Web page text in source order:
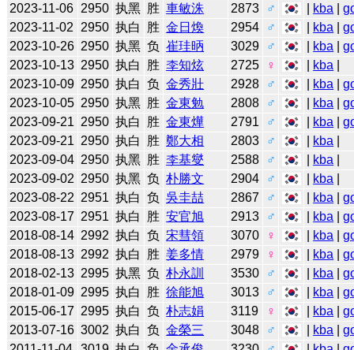
2023-11-06 2950 执黑 胜 車敏洙 2873 ♂ kba |
2023-11-02
2950 执白 胜 金日煥 2954 ♂ kba |
2023-10-26 2950 执黑 负 崔珪昞 3029 ♂ kba |
2023-10-13 2950 执白 胜 李知炫 2725 ♀ kba
2023-10-09 2950 执白 负 金秀壯 2928 ♂ kba |
2023-10-05 2950 执黑 胜 金東勉 2808 ♂ kba |
2023-09-21 2950 执白 胜 金東燁 2791 ♂ kba |
2023-09-21 2950 执白 胜 鄭大相 2803 ♂ kba
2023-09-04 2950 执黑 胜 李基燮 2588 ♂ kba
2023-09-02 2950 执黑 负 朴勝文 2904 ♂ kba
2023-08-22 2951 执白 负 吳圭喆 2867 ♂ kba |
2023-08-17 2951 执白 胜 安官旭 2913 ♂ kba |
2018-08-14 2992 执白 负 宋彗領 3070 ♀ kba |
2018-08-13 2992 执白 胜 姜多情 2979 ♀ kba |
2018-02-13 2995 执黑 负 朴永訓 3530 ♂ kba |
2018-01-09 2995 执白 胜 徐能旭 3013 ♂ kba |
2015-06-17 2995 执白 负 朴志娟 3119 ♀ kba |
2013-07-16 3002 执白 负 金榮三 3048 ♂ kba |